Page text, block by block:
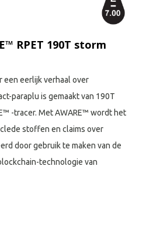
RPET 190T storm
een eerlijk verhaal over
paraplu is gemaakt van 190T
-tracer. Met AWARE™ wordt het
stoffen en claims over
door gebruik te maken van de
technologie van